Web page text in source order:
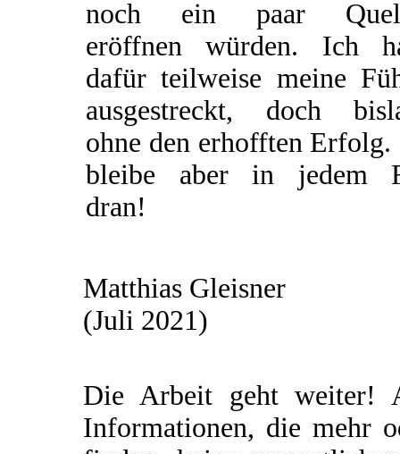
noch ein paar
eröffnen würden. Ich
dafür teilweise meine
ausgestreckt, doch
ohne den erhofften Erfolg.
bleibe aber in jedem
dran!
Matthias Gleisner
(Juli 2021)
Die Arbeit geht weiter!
Informationen, die mehr